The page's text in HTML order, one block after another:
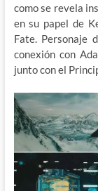
como se revela
en su papel de
Fate. Personaje
conexión con
junto con el